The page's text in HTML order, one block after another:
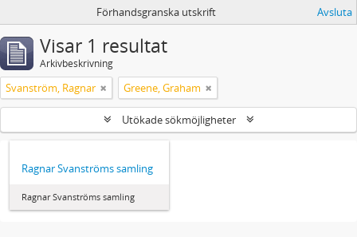
Förhandsgranska utskrift Avsluta
Visar 1 resultat
Arkivbeskrivning
Svanström, Ragnar Greene, Graham
Utökade sökmöjligheter
Ragnar Svanströms samling
Ragnar Svanströms samling